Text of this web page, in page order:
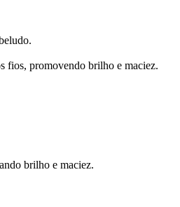
fios, promovendo brilho e maciez.
brilho e maciez.